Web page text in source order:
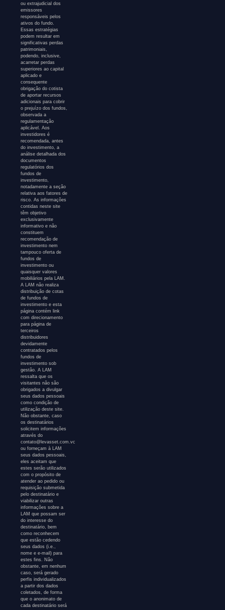
ou extrajudicial dos
emissores
responsáveis pelos
ativos do fundo.
Essas estratégias
podem resultar em
significativas perdas
patrimoniais,
podendo, inclusive,
acarretar perdas
superiores ao capital
aplicado e
consequente
obrigação do cotista
de aportar recursos
adicionais para cobrir
o prejuízo dos fundos,
observada a
regulamentação
aplicável. Aos
investidores é
recomendada, antes
do investimento, a
análise detalhada dos
documentos
regulatórios dos
fundos de
investimento,
notadamente a seção
relativa aos fatores de
risco. As informações
contidas neste site
têm objetivo
exclusivamente
informativo e não
constituem
recomendação de
investimento nem
tampouco oferta de
fundos de
investimento ou
quaisquer valores
mobiliários pela LAM.
A LAM não realiza
distribuição de cotas
de fundos de
investimento e esta
página contém link
com direcionamento
para página de
terceiros
distribuidores
devidamente
contratados pelos
fundos de
investimento sob
gestão. A LAM
ressalta que os
visitantes não são
obrigados a divulgar
seus dados pessoais
como condição de
utilização deste site.
Não obstante, caso
os destinatários
solicitem informações
através do
contato@levasset.com.vc
ou forneçam à LAM
seus dados pessoais,
eles aceitam que
estes serão utilizados
com o propósito de
atender ao pedido ou
requisição submetida
pelo destinatário e
viabilizar outras
informações sobre a
LAM que possam ser
do interesse do
destinatário, bem
como reconhecem
que estão cedendo
seus dados (i.e.,
nome e e-mail) para
estes fins. Não
obstante, em nenhum
caso, será gerado
perfis individualizados
a partir dos dados
coletados, de forma
que o anonimato de
cada destinatário será